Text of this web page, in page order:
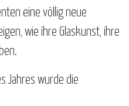
eine völlig neue
wie ihre Glaskunst, ihre
Jahres wurde die